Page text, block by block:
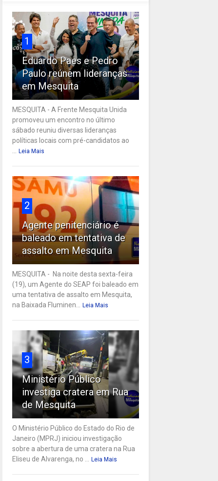
1
Eduardo Paes e Pedro
Paulo reúnem lideranças
em Mesquita
MESQUITA - A Frente Mesquita Unida
promoveu um encontro no último
sábado reuniu diversas lideranças
políticas locais com pré-candidatos ao
... Leia Mais
2
Agente penitenciário é
baleado em tentativa de
assalto em Mesquita
MESQUITA - Na noite desta sexta-feira
(19), um Agente do SEAP foi baleado em
uma tentativa de assalto em Mesquita,
na Baixada Fluminen... Leia Mais
3
Ministério Público
investiga cratera em Rua
de Mesquita
O Ministério Público do Estado do Rio de
Janeiro (MPRJ) iniciou investigação
sobre a abertura de uma cratera na Rua
Eliseu de Alvarenga, no ... Leia Mais